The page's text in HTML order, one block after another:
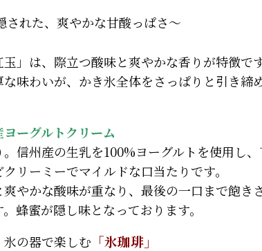
れた、爽やかな甘酸っぱさ～
」は、際立つ酸味と爽やかな香りが特徴です
味わいが、かき氷全体をさっぱりと引き締
ーグルトクリーム
信州産の生乳を100%ヨーグルトを使用し
リーミーでマイルドな口当たりです。
やかな酸味が重なり、最後の一口まで飽き
蜂蜜が隠し味となっております。
の器で楽しむ 「氷珈琲」